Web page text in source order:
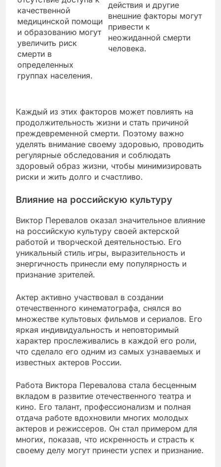
качественной
медицинской помощи
и образованию могут
увеличить риск
смерти в
определенных
группах населения.
действия и другие
внешние факторы могут
привести к
неожиданной смерти
человека.
Каждый из этих факторов может повлиять на
продолжительность жизни и стать причиной
преждевременной смерти. Поэтому важно
уделять внимание своему здоровью, проводить
регулярные обследования и соблюдать
здоровый образ жизни, чтобы минимизировать
риски и жить долго и счастливо.
Влияние на российскую культуру
Виктор Перевалов оказал значительное влияние
на российскую культуру своей актерской
работой и творческой деятельностью. Его
уникальный стиль игры, выразительность и
энергичность принесли ему популярность и
признание зрителей.
Актер активно участвовал в создании
отечественного кинематографа, снялся во
множестве культовых фильмов и сериалов. Его
яркая индивидуальность и неповторимый
характер прослеживались в каждой его роли,
что сделало его одним из самых узнаваемых и
известных актеров России.
Работа Виктора Перевалова стала бесценным
вкладом в развитие отечественного театра и
кино. Его талант, профессионализм и полная
отдача работе вдохновили многих молодых
актеров и режиссеров. Он стал примером для
многих, показав, что искренность и страсть к
своему делу могут принести успех и признание.